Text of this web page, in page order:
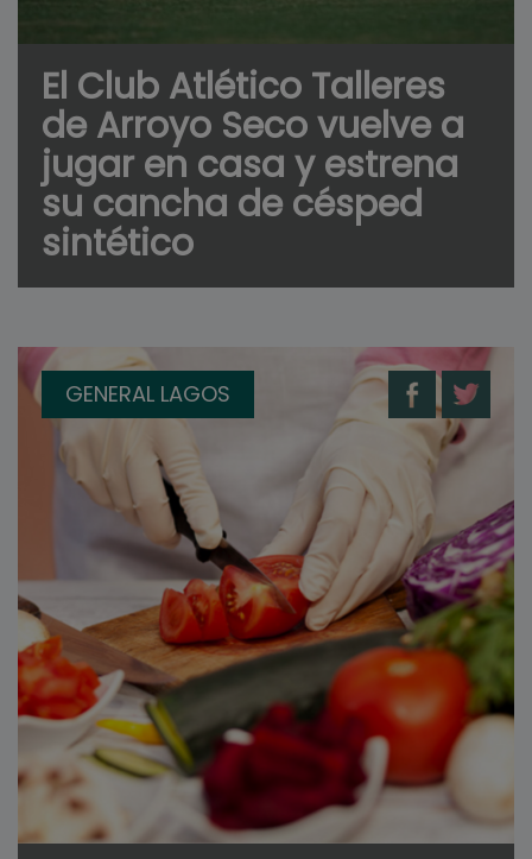
El Club Atlético Talleres
de Arroyo Seco vuelve a
jugar en casa y estrena
su cancha de césped
sintético
GENERAL LAGOS